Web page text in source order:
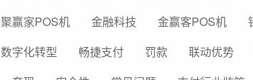
聚赢家POS机 金融科技 金赢客POS机
数字化转型 畅捷支付 罚款 联动优势